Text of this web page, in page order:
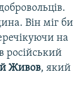
Він міг би
на
російський
Живов, який